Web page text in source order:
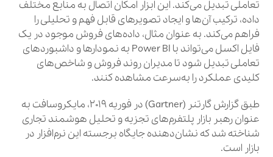
تعاملی تبدیل می‌کند. این ابزار امکان اتصال به منابع مختلف
داده، ترکیب آن‌ها و ایجاد تصویرهای قابل فهم و تحلیلی را
فراهم می‌کند. به عنوان مثال، داده‌های فروش موجود در یک
فایل اکسل می‌تواند با Power BI به نمودارها و داشبوردهای
تعاملی تبدیل شود تا مدیران روند فروش و شاخص‌های
کلیدی عملکرد را به‌سرعت مشاهده کنند.
طبق گزارش گارتنر (Gartner) در فوریه ۲۰۱۹، مایکروسافت به
عنوان رهبر بازار پلتفرم‌های تجزیه و تحلیل هوشمند تجاری
شناخته شد که نشان‌دهنده جایگاه برجسته این نرم‌افزار در
بازار است.